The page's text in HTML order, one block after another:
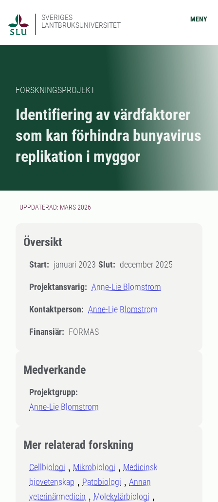
SVERIGES
LANTBRUKSUNIVERSITET
MENY
FORSKNINGSPROJEKT
Identifiering av värdfaktorer
som kan förhindra bunyavirus
replikation i myggor
UPPDATERAD: MARS 2026
Översikt
Start: januari 2023 Slut: december 2025
Projektansvarig: Anne-Lie Blomstrom
Kontaktperson: Anne-Lie Blomstrom
Finansiär: FORMAS
Medverkande
Projektgrupp:
Anne-Lie Blomstrom
Mer relaterad forskning
Cellbiologi Mikrobiologi
Medicinsk
biovetenskap
Patobiologi
Annan
veterinärmedicin
Molekylärbiologi